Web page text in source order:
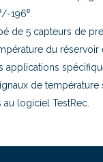
196⁰.
de 5 capteurs de
du réservoir
applications
de température
logiciel TestRec.